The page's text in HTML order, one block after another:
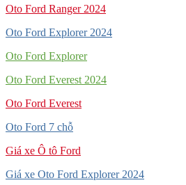
Oto Ford Ranger 2024
Oto Ford Explorer 2024
Oto Ford Explorer
Oto Ford Everest 2024
Oto Ford Everest
Oto Ford 7 chỗ
Giá xe Ô tô Ford
Giá xe Oto Ford Explorer 2024